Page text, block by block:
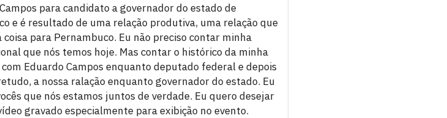
para candidato a governador do estado de
e é resultado de uma relação produtiva, uma relação que
para Pernambuco. Eu não preciso contar minha
que nós temos hoje. Mas contar o histórico da minha
Eduardo Campos enquanto deputado federal e depois
a nossa ralação enquanto governador do estado. Eu
que nós estamos juntos de verdade. Eu quero desejar
gravado especialmente para exibição no evento.